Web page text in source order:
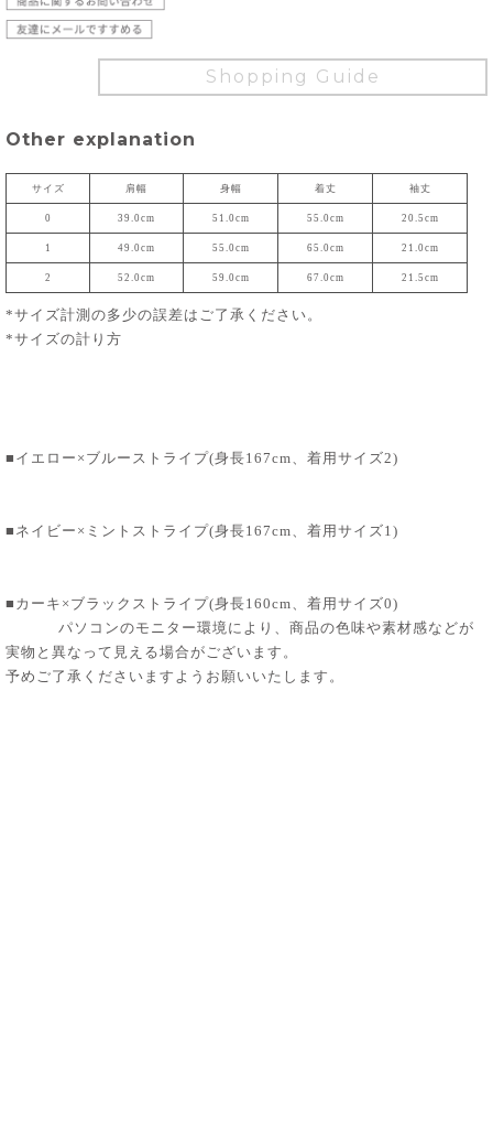
Shopping Guide
Other explanation
サイズ 肩幅 身幅 着丈 袖丈
0 39.0cm 51.0cm 55.0cm 20.5cm
1 49.0cm 55.0cm 65.0cm 21.0cm
2 52.0cm 59.0cm 67.0cm 21.5cm
*サイズ計測の多少の誤差はご了承ください。
*サイズの計り方
■イエロー×ブルーストライプ(身長167cm、着用サイズ2)
■ネイビー×ミントストライプ(身長167cm、着用サイズ1)
■カーキ×ブラックストライプ(身長160cm、着用サイズ0)
パソコンのモニター環境により、商品の色味や素材感などが
実物と異なって見える場合がございます。
予めご了承くださいますようお願いいたします。